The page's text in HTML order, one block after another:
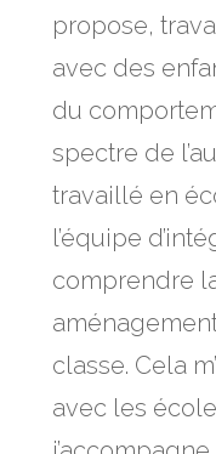
propose,
avec des
du
spectre de
travaillé en
l’équipe
comprendre
classe. Cela
avec les